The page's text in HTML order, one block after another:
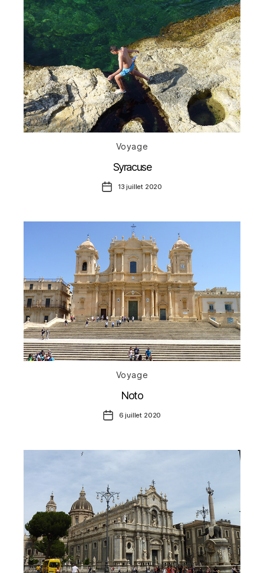
Catégories
Voyage
Syracuse
Date
de
13 juillet 2020
Catégories
Voyage
Noto
Date6 juillet 2020